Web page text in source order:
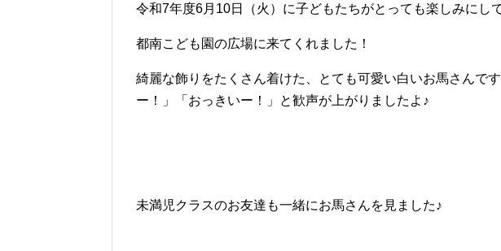
令和7年度6月10日（火）に子どもたちがとっても楽しみにし
都南こども園の広場に来てくれました！
綺麗な飾りをたくさん着けた、とても可愛い白いお馬さんで
ー！」「おっきいー！」と歓声が上がりましたよ♪
未満児クラスのお友達も一緒にお馬さんを見ました♪